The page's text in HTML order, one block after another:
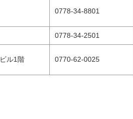
0778-34-8801
0778-34-2501
ル1階 0770-62-0025